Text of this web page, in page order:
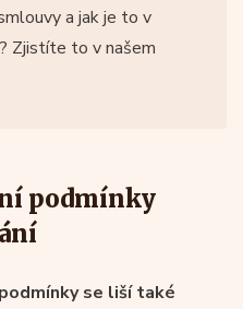
a jak je to v
Zjistíte to v našem
podmínky
se liší také